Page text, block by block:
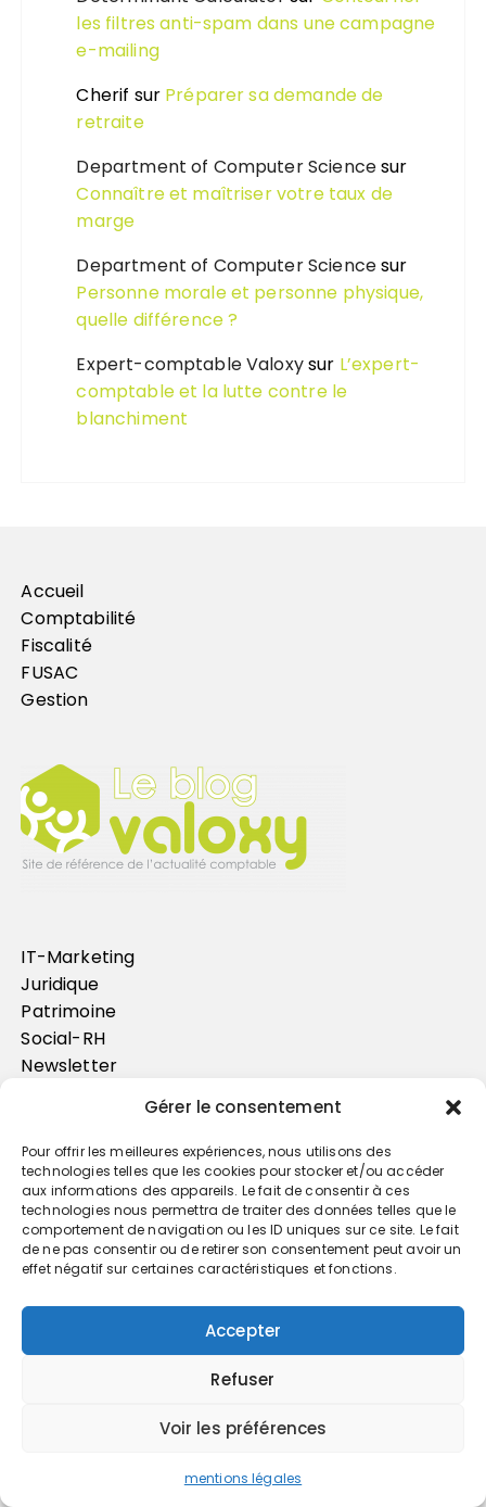
Gérer le consentement
Pour offrir les meilleures expériences, nous utilisons des
technologies telles que les cookies pour stocker et/ou accéder
aux informations des appareils. Le fait de consentir à ces
technologies nous permettra de traiter des données telles que le
comportement de navigation ou les ID uniques sur ce site. Le fait
de ne pas consentir ou de retirer son consentement peut avoir un
effet négatif sur certaines caractéristiques et fonctions.
Accepter
Refuser
Voir les préférences
mentions légales
les filtres anti-spam dans une campagne
e-mailing
Cherif sur Préparer sa demande de
retraite
Department of Computer Sciencesur
Connaître et maîtriser votre taux de
marge
Department of Computer Sciencesur
Personne morale et personne physique,
quelle différence ?
Expert-comptable Valoxysur L’expert-
comptable et la lutte contre le
blanchiment
Accueil
Comptabilité
Fiscalité
FUSAC
Gestion
IT-Marketing
Juridique
Patrimoine
Social-RH
Newsletter
GO